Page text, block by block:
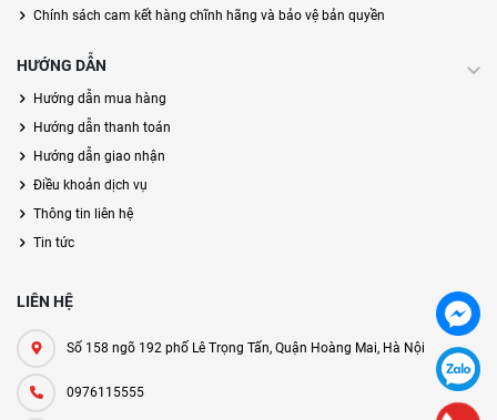
Chính sách cam kết hàng chĩnh hãng và bảo vệ bản quyền
HƯỚNG DẪN
Hướng dẫn mua hàng
Hướng dẫn thanh toán
Hướng dẫn giao nhận
Điều khoản dịch vụ
Thông tin liên hệ
Tin tức
LIÊN HỆ
Số 158 ngõ 192 phố Lê Trọng Tấn, Quận Hoàng Mai, Hà Nội
0976115555